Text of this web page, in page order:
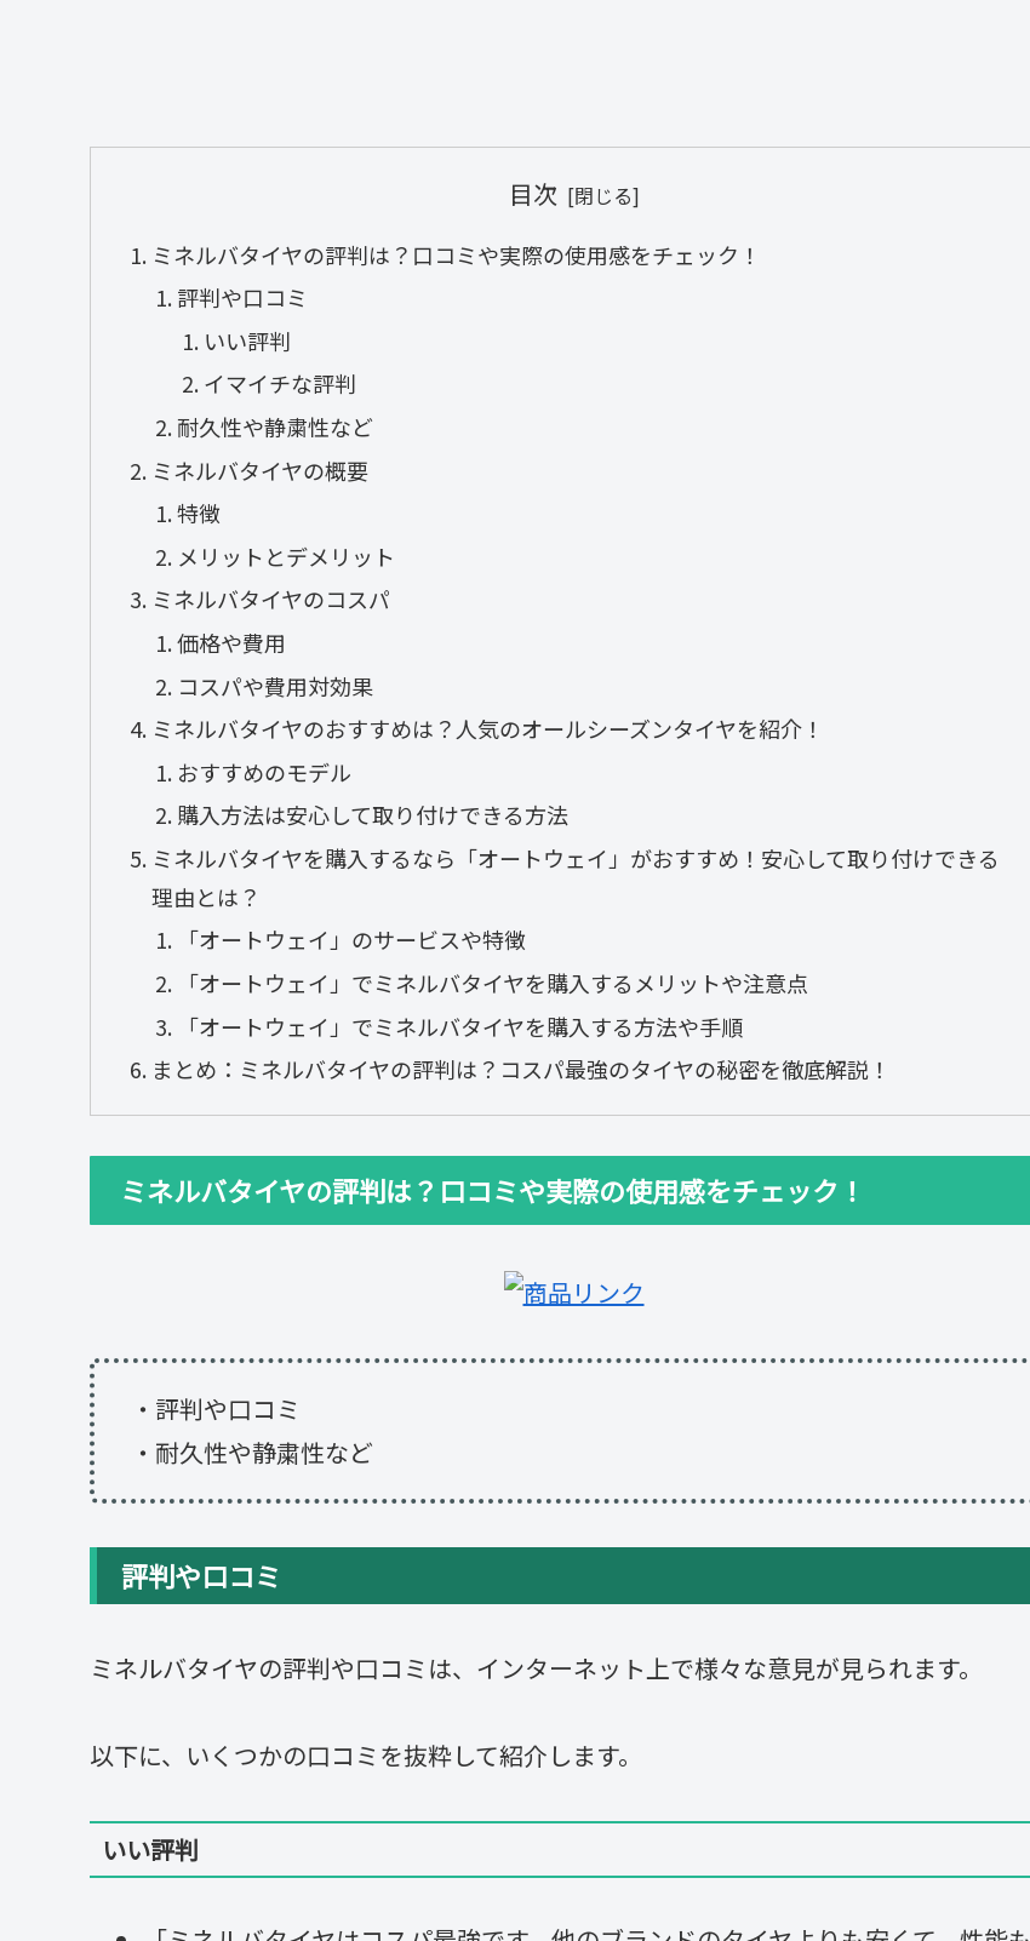
目次
ミネルバタイヤの評判は？口コミや実際の使用感をチェック！
評判や口コミ
いい評判
イマイチな評判
耐久性や静粛性など
ミネルバタイヤの概要
特徴
メリットとデメリット
ミネルバタイヤのコスパ
価格や費用
コスパや費用対効果
ミネルバタイヤのおすすめは？人気のオールシーズンタイヤを紹介！
おすすめのモデル
購入方法は安心して取り付けできる方法
ミネルバタイヤを購入するなら「オートウェイ」がおすすめ！安心して取り付けできる
理由とは？
「オートウェイ」のサービスや特徴
「オートウェイ」でミネルバタイヤを購入するメリットや注意点
「オートウェイ」でミネルバタイヤを購入する方法や手順
まとめ：ミネルバタイヤの評判は？コスパ最強のタイヤの秘密を徹底解説！
ミネルバタイヤの評判は？口コミや実際の使用感をチェック！
・評判や口コミ
・耐久性や静粛性など
評判や口コミ
ミネルバタイヤの評判や口コミは、インターネット上で様々な意見が見られます。
以下に、いくつかの口コミを抜粋して紹介します。
いい評判